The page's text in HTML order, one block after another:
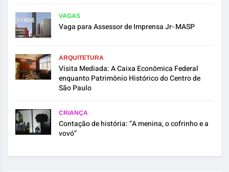
VAGAS
Vaga para Assessor de Imprensa Jr- MASP
ARQUITETURA
Visita Mediada: A Caixa Econômica Federal
enquanto Patrimônio Histórico do Centro de
São Paulo
CRIANÇA
Contação de história: “A menina, o cofrinho e a
vovó”